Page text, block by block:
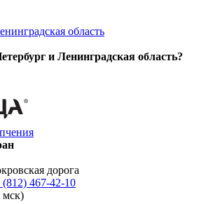
область
и Ленинградская область?
дорога
(812) 467-42-10
мск)